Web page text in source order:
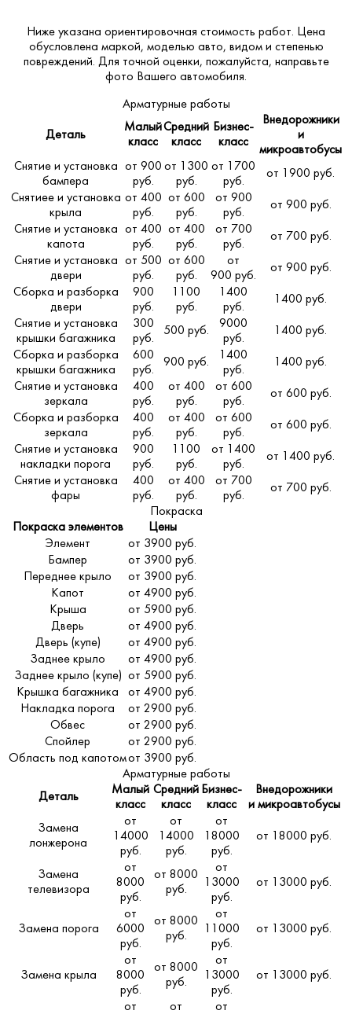
Ниже указана ориентировочная стоимость работ. Цена
обусловлена маркой, моделью авто, видом и степенью
повреждений. Для точной оценки, пожалуйста, направьте
фото Вашего автомобиля.
Арматурные работы
Деталь
Малый
класс
Средний
класс
Бизнес-
класс
Внедорожники
и
микроавтобусы
Снятие и установка
бампера
от 900
руб.
от 1300
руб.
от 1700
руб.
от 1900 руб.
Снятиее и установка
крыла
от 400
руб.
от 600
руб.
от 900
руб.
от 900 руб.
Снятие и установка
капота
от 400
руб.
от 400
руб.
от 700
руб.
от 700 руб.
Снятие и установка
двери
от 500
руб.
от 600
руб.
от
900 руб.
от 900 руб.
Сборка и разборка
двери
900
руб.
1100
руб.
1400
руб.
1400 руб.
Снятие и установка
крышки багажника
300
руб.
500 руб.
9000
руб.
1400 руб.
Сборка и разборка
крышки багажника
600
руб.
900 руб.
1400
руб.
1400 руб.
Снятие и установка
зеркала
400
руб.
от 400
руб.
от 600
руб.
от 600 руб.
Сборка и разборка
зеркала
400
руб.
от 400
руб.
от 600
руб.
от 600 руб.
Снятие и установка
накладки порога
900
руб.
1100
руб.
от 1400
руб.
от 1400 руб.
Снятие и установка
фары
400
руб.
от 400
руб.
от 700
руб.
от 700 руб.
Покраска
Покраска элементов
Цены
Элемент
от 3900 руб.
Бампер
от 3900 руб.
Переднее крыло
от 3900 руб.
Капот
от 4900 руб.
Крыша
от 5900 руб.
Дверь
от 4900 руб.
Дверь (купе)
от 4900 руб.
Заднее крыло
от 4900 руб.
Заднее крыло (купе) от 5900 руб.
Крышка багажника
от 4900 руб.
Накладка порога
от 2900 руб.
Обвес
от 2900 руб.
Спойлер
от 2900 руб.
Область под капотомот 3900 руб.
Арматурные работы
Деталь
Малый
класс
Средний
класс
Бизнес-
класс
Внедорожники
и микроавтобусы
Замена
лонжерона
от
14000
руб.
от
14000
руб.
от
18000
руб.
от 18000 руб.
Замена
телевизора
от
8000
руб.
от 8000
руб.
от
13000
руб.
от 13000 руб.
Замена порога
от
6000
руб.
от 8000
руб.
от
11000
руб.
от 13000 руб.
Замена крыла
от
8000
руб.
от 8000
руб.
от
13000
руб.
от 13000 руб.
от
от
от